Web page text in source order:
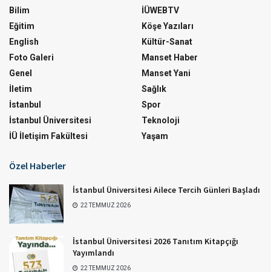
Bilim
Eğitim
English
Foto Galeri
Genel
İletim
İstanbul
İstanbul Üniversitesi
İÜ İletişim Fakültesi
İÜWEBTV
Köşe Yazıları
Kültür-Sanat
Manset Haber
Manset Yani
Sağlık
Spor
Teknoloji
Yaşam
Özel Haberler
İstanbul Üniversitesi Ailece Tercih Günleri Başladı
22 TEMMUZ 2026
İstanbul Üniversitesi 2026 Tanıtım Kitapçığı
Yayımlandı
22 TEMMUZ 2026